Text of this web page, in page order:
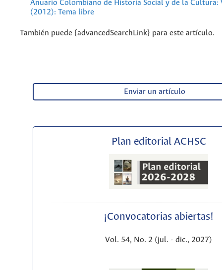
Anuario Colombiano de Historia Social y de la Cultura:
(2012): Tema libre
También puede {advancedSearchLink} para este artículo.
Enviar un artículo
Plan editorial ACHSC
¡Convocatorias abiertas!
Vol. 54, No. 2 (jul. - dic., 2027)